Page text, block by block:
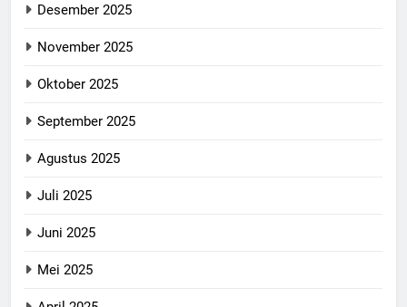
Desember 2025
November 2025
Oktober 2025
September 2025
Agustus 2025
Juli 2025
Juni 2025
Mei 2025